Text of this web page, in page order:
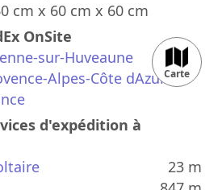
Carte
cm x 60 cm x 60 cm
OnSite
sur-Huveaune
Alpes-Côte dAzur
d'expédition à
23 m
200 ft
Mapdoor| Leaflet